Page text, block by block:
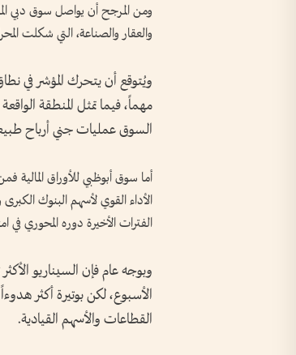
ومن المرجح أن يواصل سوق دبي
والعقار والصناعة، التي شكلت
السوق عمليات جني أرباح
أما سوق أبوظبي للأوراق
الأداء القوي لأسهم البنوك
الفترات الأخيرة دوره المحوري
وبوجه عام فإن السيناريو
الأسبوع، لكن بوتيرة أكثر
القطاعات والأسهم القيادية.